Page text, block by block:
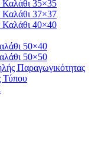
Καλάθι 35×35
Καλάθι 37×37
Καλάθι 40×40
50×40
50×50
Παραγωγικότητας
Τύπου